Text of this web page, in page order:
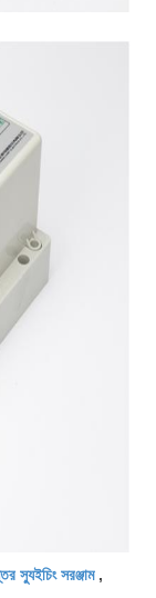
স্যুইচিং সরঞ্জাম,